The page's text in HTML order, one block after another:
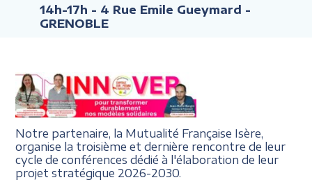
14h-17h - 4 Rue Emile Gueymard -
GRENOBLE
Notre partenaire, la Mutualité Française Isère,
organise la troisième et dernière rencontre de leur
cycle de conférences dédié à l'élaboration de leur
projet stratégique 2026-2030.